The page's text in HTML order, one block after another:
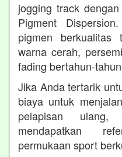
jogging track
Pigment
pigmen berkualitas
warna cerah,
fading bertahun-
Jika Anda tertarik
biaya untuk
pelapisan
mendapatkan
permukaan sport